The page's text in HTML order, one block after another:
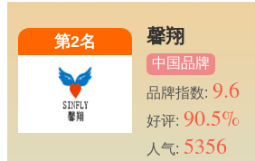
第2名 馨翔
中国品牌
品牌指数: 9.6
好评: 90.5%
人气: 5356